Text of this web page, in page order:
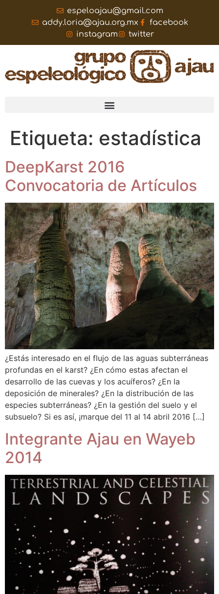
espeloajau@gmail.com
addy.loria@ajau.org.mx
facebook
instagram
twitter
Etiqueta: estadística
DeepKarst 2016
Convocatoria de Artículos
¿Estás interesado en el flujo de las aguas subterráneas
profundas en el karst? ¿En cómo estas afectan el
desarrollo de las cuevas y los acuíferos? ¿En la
deposición de minerales? ¿En la distribución de las
especies subterráneas? ¿En la gestión del suelo y el
subsuelo? Si es así, ¡marque del 11 al 14 abril 2016 […]
Integrante Ajau en Wayeb
2014